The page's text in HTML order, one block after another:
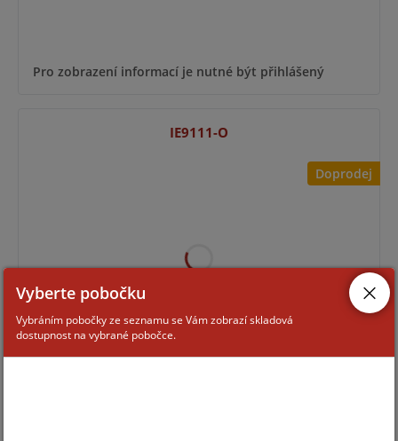
Pro zobrazení informací je nutné být přihlášený
Doprodej
IE9111-O
Vyberte pobočku
Vybráním pobočky ze seznamu se Vám zobrazí skladová
dostupnost na vybrané pobočce.